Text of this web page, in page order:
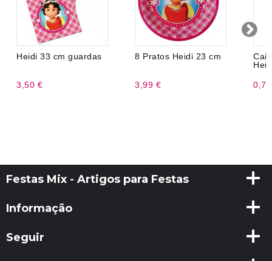
Heidi 33 cm guardas
3,50 €
8 Pratos Heidi 23 cm
3,99 €
Festas Mix - Artigos para Festas
Informação
Seguir